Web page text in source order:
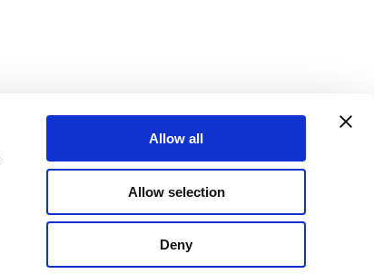
Allow all
Allow selection
Deny